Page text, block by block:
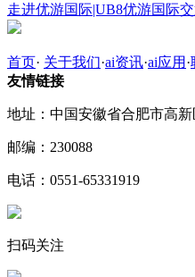
走进优游国际|UB8优游国际
首页· 关于我们·ai资讯·ai应用 ·
友情链接
地址：中国安徽省合肥市高
邮编：230088
电话：0551-65331919
扫码关注